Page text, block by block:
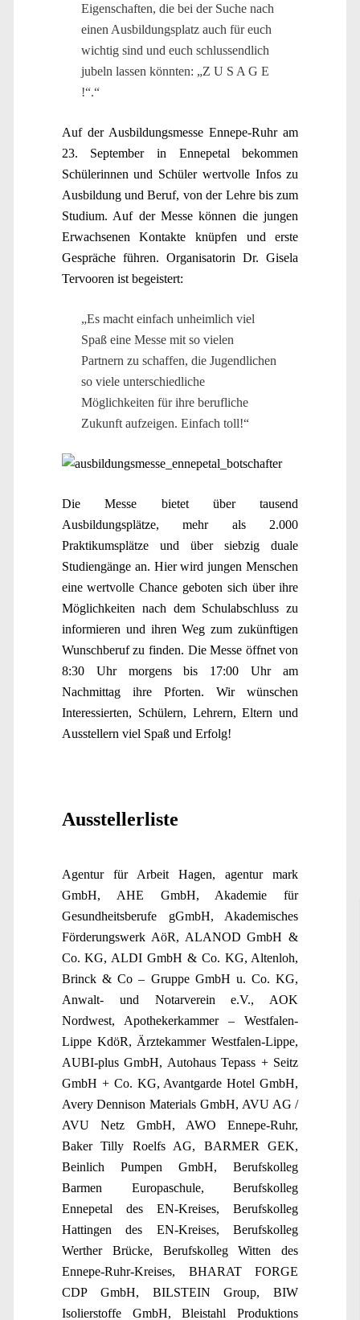
Eigenschaften, die bei der Suche nach
einen Ausbildungsplatz auch für euch
wichtig sind und euch schlussendlich
jubeln lassen könnten: „Z U S A G E
!“.“
Auf der Ausbildungsmesse Ennepe-Ruhr am
23. September in Ennepetal bekommen
Schülerinnen und Schüler wertvolle Infos zu
Ausbildung und Beruf, von der Lehre bis zum
Studium. Auf der Messe können die jungen
Erwachsenen Kontakte knüpfen und erste
Gespräche führen. Organisatorin Dr. Gisela
Tervooren ist begeistert:
„Es macht einfach unheimlich viel
Spaß eine Messe mit so vielen
Partnern zu schaffen, die Jugendlichen
so viele unterschiedliche
Möglichkeiten für ihre berufliche
Zukunft aufzeigen. Einfach toll!“
Die Messe bietet über tausend
Ausbildungsplätze, mehr als 2.000
Praktikumsplätze und über siebzig duale
Studiengänge an. Hier wird jungen Menschen
eine wertvolle Chance geboten sich über ihre
Möglichkeiten nach dem Schulabschluss zu
informieren und ihren Weg zum zukünftigen
Wunschberuf zu finden. Die Messe öffnet von
8:30 Uhr morgens bis 17:00 Uhr am
Nachmittag ihre Pforten. Wir wünschen
Interessierten, Schülern, Lehrern, Eltern und
Ausstellern viel Spaß und Erfolg!
Ausstellerliste
Agentur für Arbeit Hagen, agentur mark
GmbH, AHE GmbH, Akademie für
Gesundheitsberufe gGmbH, Akademisches
Förderungswerk AöR, ALANOD GmbH &
Co. KG, ALDI GmbH & Co. KG, Altenloh,
Brinck & Co – Gruppe GmbH u. Co. KG,
Anwalt- und Notarverein e.V., AOK
Nordwest, Apothekerkammer – Westfalen-
Lippe KdöR, Ärztekammer Westfalen-Lippe,
AUBI-plus GmbH, Autohaus Tepass + Seitz
GmbH + Co. KG, Avantgarde Hotel GmbH,
Avery Dennison Materials GmbH, AVU AG /
AVU Netz GmbH, AWO Ennepe-Ruhr,
Baker Tilly Roelfs AG, BARMER GEK,
Beinlich Pumpen GmbH, Berufskolleg
Barmen Europaschule, Berufskolleg
Ennepetal des EN-Kreises, Berufskolleg
Hattingen des EN-Kreises, Berufskolleg
Werther Brücke, Berufskolleg Witten des
Ennepe-Ruhr-Kreises, BHARAT FORGE
CDP GmbH, BILSTEIN Group, BIW
Isolierstoffe GmbH, Bleistahl Produktions